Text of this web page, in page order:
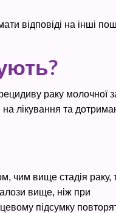
відповіді на інші
раку молочної
на лікування та
чим вище стадія
вище, ніж при
підсумку